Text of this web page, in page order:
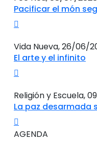
Pacificar el món
Vida Nueva, 26/06/
El arte y el infinito
Religión y Escuela,
La paz desarmada
AGENDA